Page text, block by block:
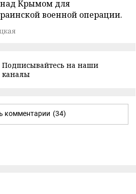
над Крымом для
военной операции.
Подписывайтесь на наши
каналы
комментарии (34)